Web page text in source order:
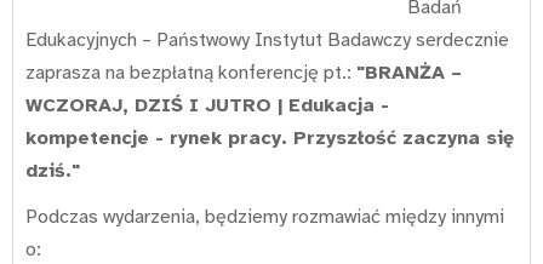
Badań
Edukacyjnych – Państwowy Instytut Badawczy serdecznie
zaprasza na bezpłatną konferencję pt.: "BRANŻA –
WCZORAJ, DZIŚ I JUTRO | Edukacja -
kompetencje - rynek pracy. Przyszłość zaczyna się
dziś."
Podczas wydarzenia, będziemy rozmawiać między innymi
o: